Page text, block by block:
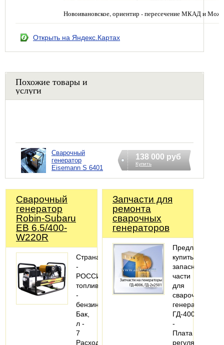
Новоивановское, ориентир - пересечение МКАД и
Открыть на Яндекс.Картах
Похожие товары и
услуги
Сварочный
генератор
Eisemann S 6401
138 000 руб
Купить
Сварочный
генератор
Robin-Subaru
EB 6.5/400-
W220R
Страна
-
РОССИЯВид
топлива
-
бензин
Бак,
л -
7
Расход,
Запчасти для
ремонта
сварочных
генераторов
Предлагаем
купить
запасные
части
для
сварочных
генераторов
ГД-4006:
-
Плата
регулятора